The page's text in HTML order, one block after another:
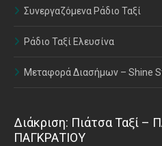
Συνεργαζόμενα Ράδιο Ταξί
Ράδιο Ταξί Ελευσίνα
Μεταφορά Διασήμων – Shine
Διάκριση: Πιάτσα Ταξί
ΠΑΓΚΡΑΤΙΟΥ